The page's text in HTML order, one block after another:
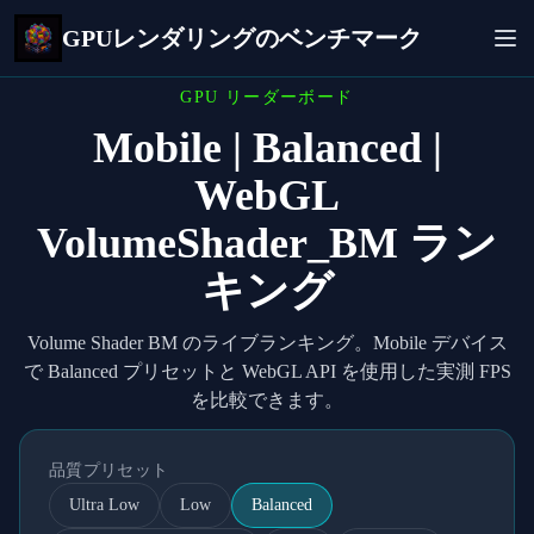
GPUレンダリングのベンチマーク
GPU リーダーボード
Mobile | Balanced |
WebGL
VolumeShader_BM ラン
キング
Volume Shader BM のライブランキング。Mobile デバイス
で Balanced プリセットと WebGL API を使用した実測 FPS
を比較できます。
品質プリセット
Ultra Low
Low Balanced